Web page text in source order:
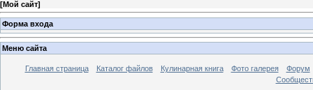
[Мой сайт]
Форма входа
Меню сайта
Главная страница Каталог файлов Кулинарная книга Фото галерея
Форум